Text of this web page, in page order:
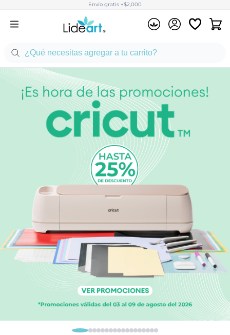
Envío gratis +$2,000